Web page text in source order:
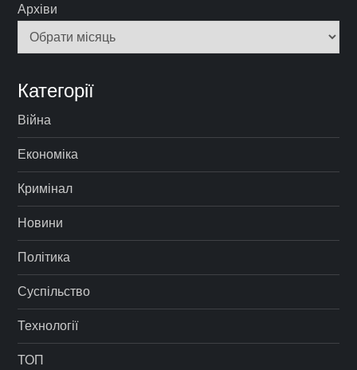
Архіви
Категорії
Війна
Економіка
Кримінал
Новини
Політика
Суспільство
Технології
ТОП